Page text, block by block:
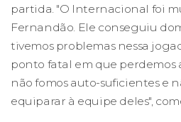
partida. "O Internacional foi
Fernandão. Ele conseguiu
tivemos problemas nessa
ponto fatal em que
não fomos auto-suficientes e
equiparar à equipe deles",